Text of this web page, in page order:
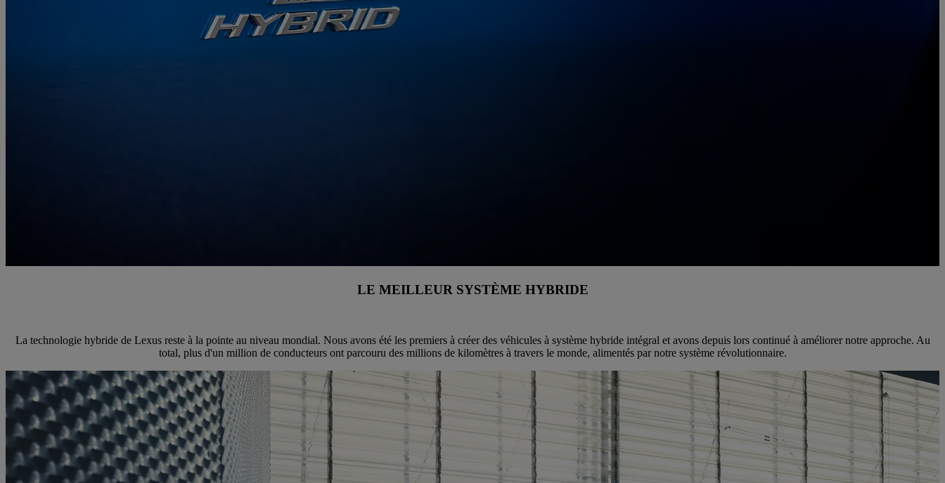
LE MEILLEUR SYSTÈME HYBRIDE
La technologie hybride de Lexus reste à la pointe au niveau mondial. Nous avons été les premiers à créer des véhicules à système hybride intégral et avons depuis lors continué à améliorer notre approche. Au
total, plus d'un million de conducteurs ont parcouru des millions de kilomètres à travers le monde, alimentés par notre système révolutionnaire.